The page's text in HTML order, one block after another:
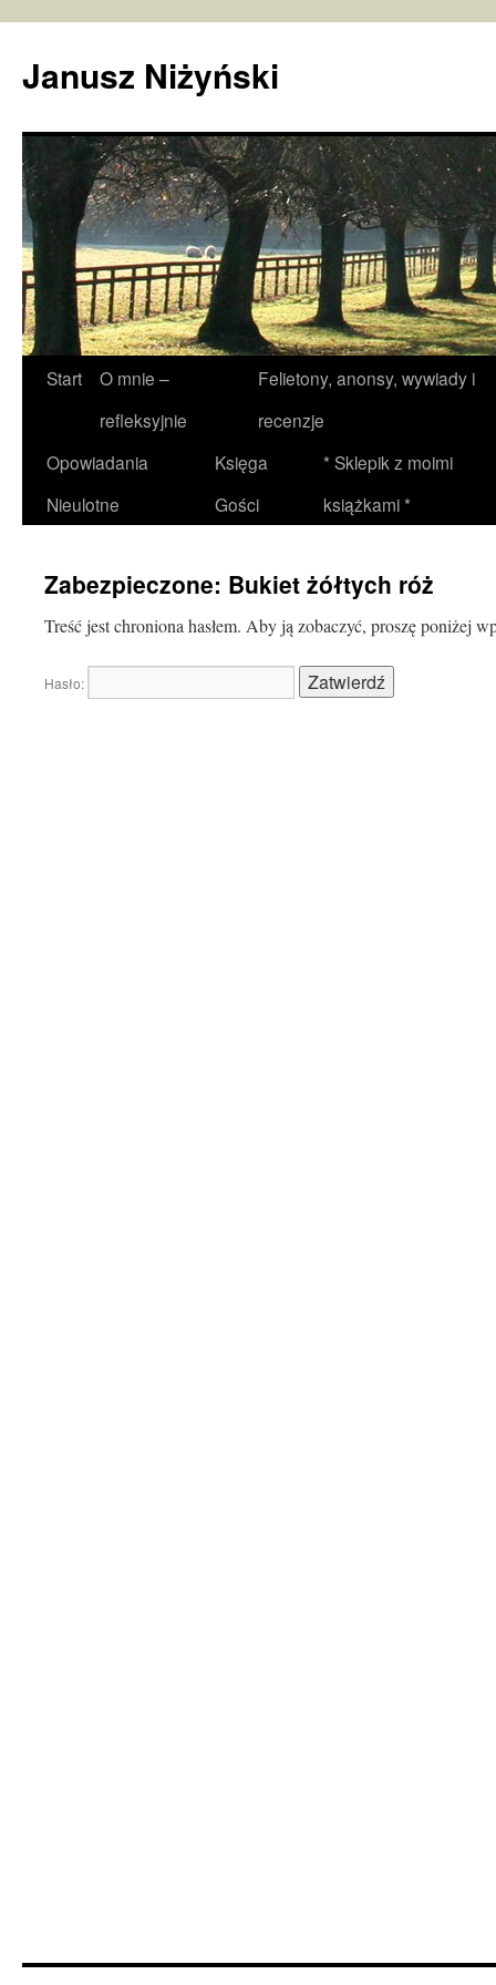
Janusz Niżyński
Przejdź
treści
Start
O mnie –
refleksyjnie
Felietony, anonsy, wywiady i
recenzje
Opowiadania
Nieulotne
Księga
Gości
* Sklepik z moimi
książkami *
Zabezpieczone: Bukiet żółtych róż
Treść jest chroniona hasłem. Aby ją zobaczyć, proszę poniżej
Hasło: